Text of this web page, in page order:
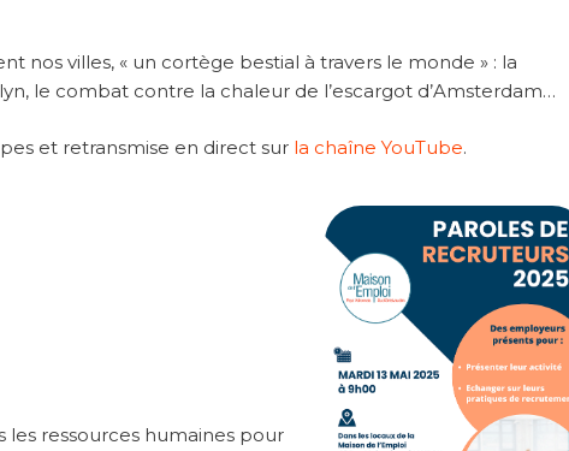
nos villes, « un cortège bestial à travers le monde » : la
le combat contre la chaleur de l’escargot d’Amsterdam…
et retransmise en direct sur la chaîne YouTube.
les ressources humaines pour